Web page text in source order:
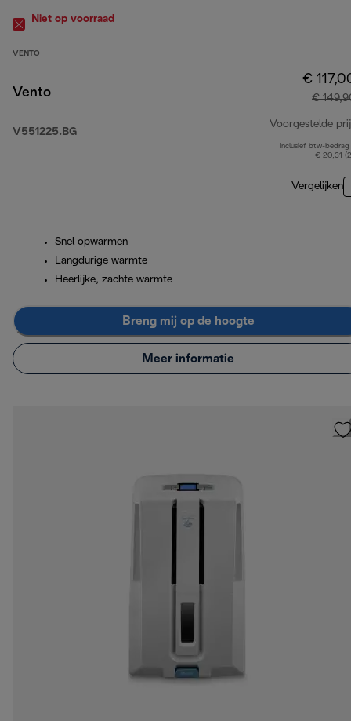
Niet op voorraad
VENTO
Vento
V551225.BG
€
€
Voorgestelde
Inclusief btw-bedrag
€ 20,31
Vergelijken
Snel opwarmen
Langdurige warmte
Heerlijke, zachte warmte
Breng mij op de hoogte
Meer informatie